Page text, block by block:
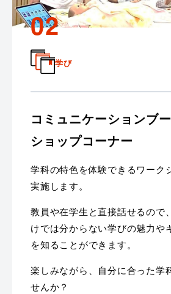
02
学び
コミュニケーションブ
ショップコーナー
学科の特色を体験できるワーク
実施します。
教員や在学生と直接話せるので
けでは分からない学びの魅力や
を知ることができます。
楽しみながら、自分に合った学
せんか？